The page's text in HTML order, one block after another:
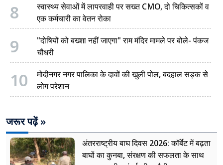
8
स्वास्थ्य सेवाओं में लापरवाही पर सख्त CMO, दो चिकित्सकों व
एक कर्मचारी का वेतन रोका
9
"दोषियों को बख्शा नहीं जाएगा" राम मंदिर मामले पर बोले- पंकज
चौधरी
10
मोदीनगर नगर पालिका के दावों की खुली पोल, बदहाल सड़क से
लोग परेशान
जरूर पढ़ें »
अंतरराष्ट्रीय बाघ दिवस 2026: कॉर्बेट में बढ़ता
बाघों का कुनबा, संरक्षण की सफलता के साथ